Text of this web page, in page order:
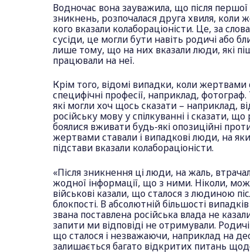
Водночас вона зауважила, що після
зникнень, розпочалася друга хвиля, коли
кого вказали колабораціоністи. Це, за
сусіди, це могли бути навіть родичі або
лише тому, що на них вказали люди, які
працювали на неї.
Крім того, відомі випадки, коли
специфічні професії, наприклад,
які могли хоч щось сказати – наприклад,
російську мову у спілкуванні і сказати,
боялися вживати будь-які опозиційні
жертвами ставали і випадкові люди, на
підстави вказали колабораціоністи.
«Після зникнення ці люди, на жаль,
жодної інформації, що з ними. Ніколи,
військові казали, що сталося з людиною
блокпості. В абсолютній більшості
звана поставлена російська влада не
запити ми відповіді не отримували.
що сталося і незважаючи, наприклад на
залишається багато відкритих питань